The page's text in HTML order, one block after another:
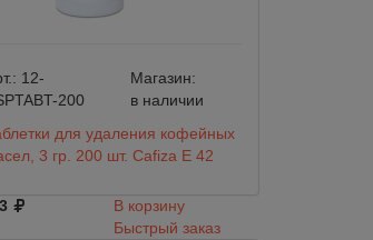
12-
200
Магазин:
в наличии
для удаления кофейных
3 гр. 200 шт. Cafiza E 42
В корзину
Быстрый заказ